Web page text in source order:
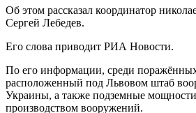
Об этом рассказал координатор
Сергей Лебедев.
Его слова приводит РИА Новости.
По его информации, среди поражённых
расположенный под Львовом штаб
Украины, а также подземные
производством вооружений.